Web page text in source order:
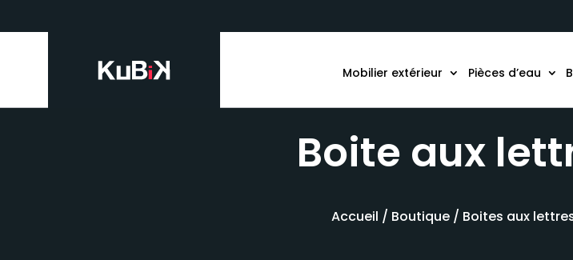
Mobilier extérieur Pièces d’eau
Boite aux
Accueil / Boutique / Boites aux